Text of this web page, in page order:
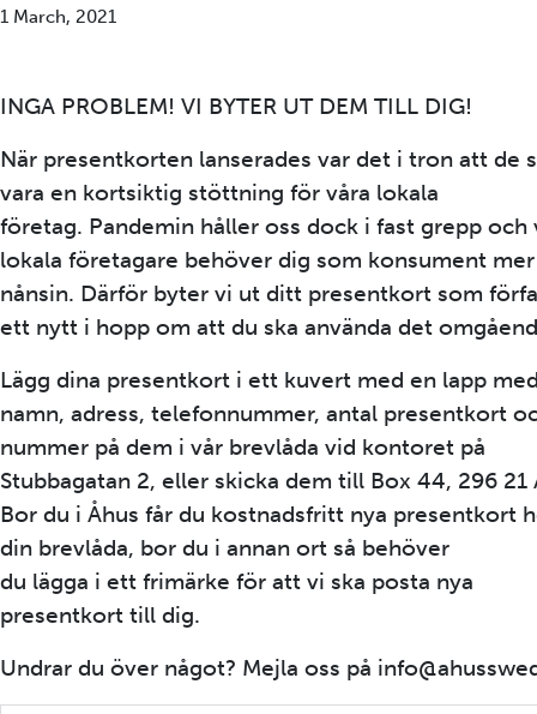
1 March, 2021
INGA PROBLEM! VI BYTER UT DEM TILL DIG!
När presentkorten lanserades var det i tron att de
vara en kortsiktig stöttning för våra lokala
företag. Pandemin håller oss dock i fast grepp och
lokala företagare behöver dig som konsument
nånsin. Därför byter vi ut ditt presentkort som
ett nytt i hopp om att du ska använda det
Lägg dina presentkort i ett kuvert med en lapp
namn, adress, telefonnummer, antal presentkort
nummer på dem i vår brevlåda vid kontoret på
Stubbagatan 2, eller skicka dem till Box 44, 296 21
Bor du i Åhus får du kostnadsfritt nya presentkort
din brevlåda, bor du i annan ort så behöver
du lägga i ett frimärke för att vi ska posta nya
presentkort till dig.
Undrar du över något? Mejla oss på